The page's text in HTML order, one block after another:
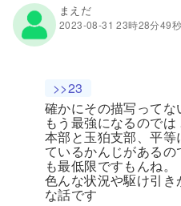
まえだ
2023-08-31 23時28分49秒
>>23
確かにその描写ってな
もう最強になるので
本部と玉狛支部、平
ているかんじがあるの
も最低限ですもんね。
色んな状況や駆け引き
な話です